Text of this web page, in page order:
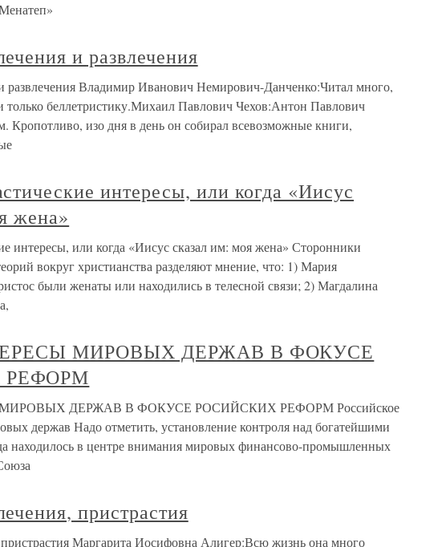
и развлечения
развлечения Владимир Иванович Немирович-Данченко:Читал много,
только беллетристику.Михаил Павлович Чехов:Антон Павлович
Кропотливо, изо дня в день он собирал всевозможные книги,
интересы, или когда «Иисус
жена»
интересы, или когда «Иисус сказал им: моя жена» Сторонники
вокруг христианства разделяют мнение, что: 1) Мария
были женаты или находились в телесной связи; 2) Магдалина
МИРОВЫХ ДЕРЖАВ В ФОКУСЕ
МИРОВЫХ ДЕРЖАВ В ФОКУСЕ РОСИЙСКИХ РЕФОРМ Российское
держав Надо отметить, установление контроля над богатейшими
находилось в центре внимания мировых финансово-промышленных
пристрастия
Маргарита Иосифовна Алигер:Всю жизнь она много